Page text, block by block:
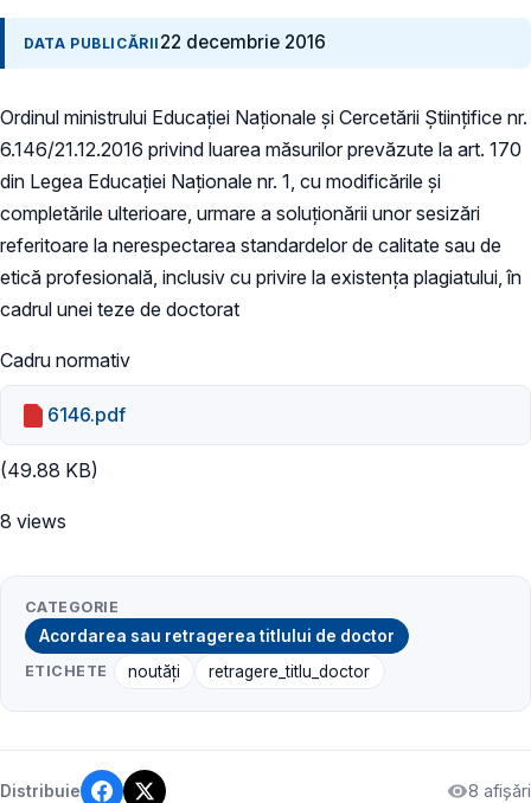
DATA PUBLICĂRII 22 decembrie 2016
Ordinul ministrului Educaţiei Naţionale şi Cercetării Ştiinţifice nr.
6.146/21.12.2016 privind luarea măsurilor prevăzute la art. 170
din Legea Educaţiei Naţionale nr. 1, cu modificările şi
completările ulterioare, urmare a soluţionării unor sesizări
referitoare la nerespectarea standardelor de calitate sau de
etică profesională, inclusiv cu privire la existenţa plagiatului, în
cadrul unei teze de doctorat
Cadru normativ
6146.pdf
(49.88 KB)
8 views
CATEGORIE
Acordarea sau retragerea titlului de doctor
ETICHETE noutăți retragere_titlu_doctor
Distribuie 8 afișări